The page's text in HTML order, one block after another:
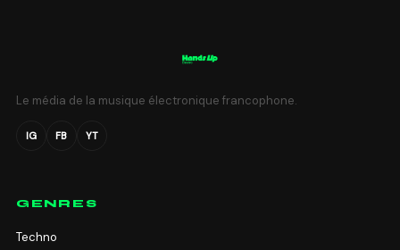
Le média de la musique électronique francophone.
IG FB YT
GENRES
Techno